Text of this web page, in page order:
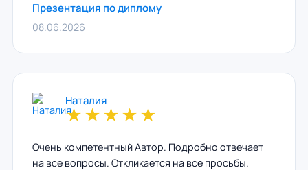
Презентация по диплому
08.06.2026
Наталия
★★★★★
Очень компетентный Автор. Подробно отвечает
на все вопросы. Откликается на все просьбы.